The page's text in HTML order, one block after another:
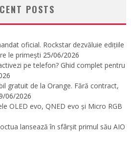
POSTS
oficial. Rockstar dezvăluie edițiile
le primești 25/06/2026
pe telefon? Ghid complet pentru
gratuit de la Orange. Fără contract,
06/2026
OLED evo, QNED evo și Micro RGB
lansează în sfârșit primul său AIO